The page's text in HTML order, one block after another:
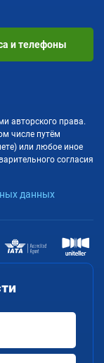
авторского права.
числе путём
или любое иное
согласия
данных
и телефоны